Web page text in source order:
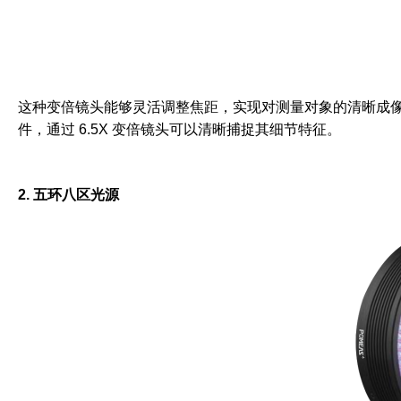
这种变倍镜头能够灵活调整焦距，实现对测量对象的清晰
件，通过 6.5X 变倍镜头可以清晰捕捉其细节特征。
2. 五环八区光源